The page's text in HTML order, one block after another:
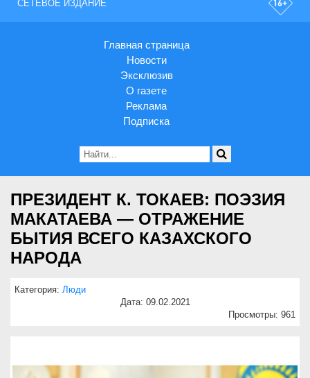
СЕТЕВОЕ ИЗДАНИЕ
Главная страница
Новости
Эксклюзив
О газете
Реклама
Подписка
ПРЕЗИДЕНТ К. ТОКАЕВ: ПОЭЗИЯ
МАКАТАЕВА — ОТРАЖЕНИЕ
БЫТИЯ ВСЕГО КАЗАХСКОГО
НАРОДА
Категория: Люди
Дата: 09.02.2021
Просмотры: 961